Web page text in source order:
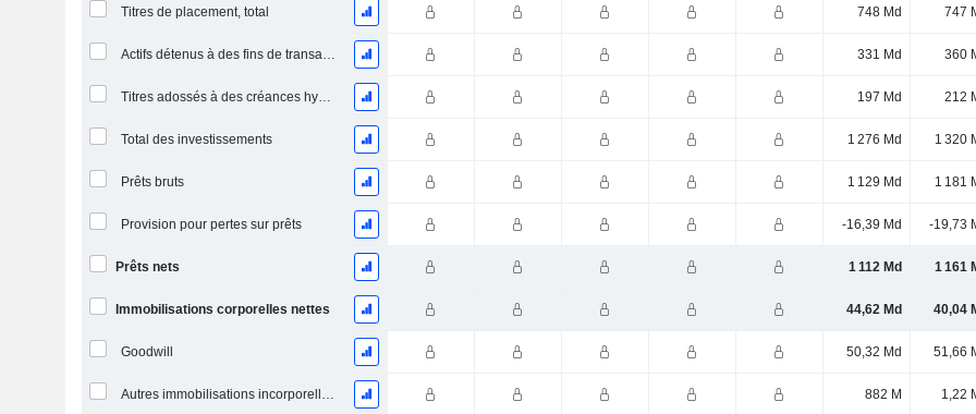
Titres de placement, total 748 Md 747
Actifs détenus à des fins de transaction Titres, totalActifs détenus à des fins de transactions (Trading), Total. 331 Md 360
Titres adossés à des créances hypothécaires 197 Md 212
Total des investissements 1 276 Md 1 320
Prêts bruts 1 129 Md 1 181
Provision pour pertes sur prêts -16,39 Md -19,73
Prêts nets 1 112 Md 1 161
Immobilisations corporelles nettes 44,62 Md 40,04
Goodwill 50,32 Md 51,66
Autres immobilisations incorporelles, total 882 M 1,22